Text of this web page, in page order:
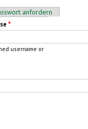
anfordern
*
username or